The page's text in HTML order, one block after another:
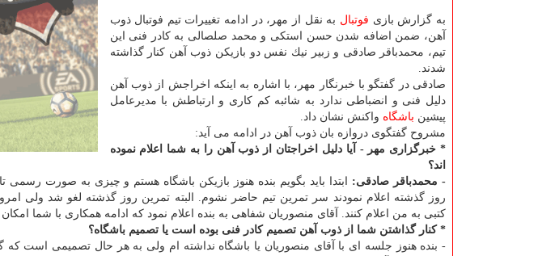
به گزارش بازی فوتبال به نقل از مهر، در ادامه تغییرات تیم فوتبال ذوب
آهن، ضمن اضافه شدن حسن استكی و محمد صلصالی به كادر فنی این
تیم، محمدباقر صادقی و زبیر نیك نفس دو بازیكن ذوب آهن كنار گذاشته
شدند.
صادقی در گفتگو با خبرنگار مهر، با اشاره به اینكه اخراجش از ذوب آهن
دلیل فنی و انضباطی ندارد به شائبه كم كاری و ارتباطش با مدیرعامل
پیشین باشگاه واكنش نشان داد.
مشروح گفتگوی دروازه بان ذوب آهن در ادامه می آید:
* خبرگزاری مهر - آیا دلیل اخراجتان از ذوب آهن را به شما اعلام نموده
اند؟
- محمدباقر صادقی:
ابتدا باید بگویم بنده هنوز بازیكن باشگاه هستم و چیزی به صورت رسمی
روز گذشته اعلام نمودند سر تمرین تیم حاضر نشوم. البته تمرین روز گذشته لغو شد ولی
كتبی به من اعلام كنند. آقای منصوریان شفاهی به بنده اعلام نمود كه ادامه همكاری با شما
* كنار گذاشتن شما از ذوب آهن تصمیم كادر فنی بوده است یا تصمیم باشگاه؟
- بنده هنوز جلسه ای با آقای منصوریان یا باشگاه نداشته ام ولی به هر حال تصمیمی است كه